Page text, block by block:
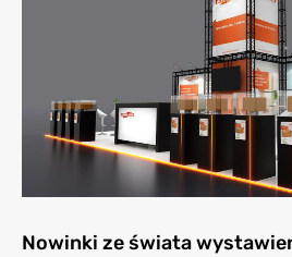
Nowinki ze świata